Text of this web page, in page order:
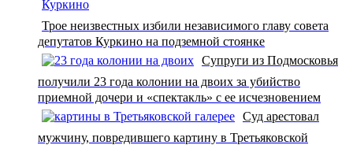
Трое неизвестных избили независимого главу совета
депутатов Куркино на подземной стоянке
Супруги из Подмосковья
получили 23 года колонии на двоих за убийство
приемной дочери и «спектакль» с ее исчезновением
Суд арестовал
мужчину, повредившего картину в Третьяковской